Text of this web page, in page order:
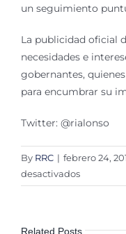
un seguimiento
La publicidad oficial
necesidades e
gobernantes,
para encumbrar su
Twitter: @rialonso
By RRC | febrero 24,
desactivadosen
Related Posts